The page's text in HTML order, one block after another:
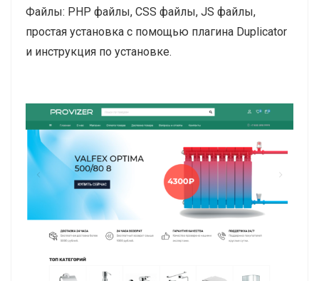
Файлы: PHP файлы, CSS файлы, JS файлы,
простая установка с помощью плагина Duplicator
и инструкция по установке.